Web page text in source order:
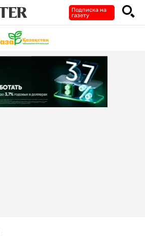
Подписка на
газету